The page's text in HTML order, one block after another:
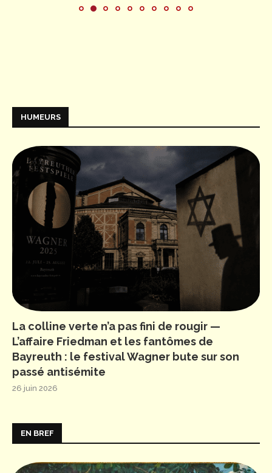
HUMEURS
La colline verte n’a pas fini de rougir —
L’affaire Friedman et les fantômes de
Bayreuth : le festival Wagner bute sur son
passé antisémite
26 juin 2026
EN BREF